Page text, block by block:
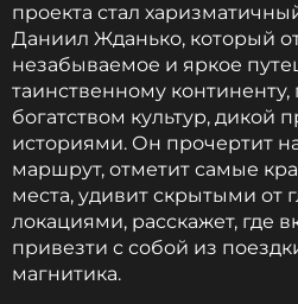
Посмотреть (можно и по дороге):
Классические фильмы Голливуда,
«Касабланка»
«Человек, который слишком
«Дорога в Марокко»
проекта стал
Даниил Жданько, который
незабываемое и яркое
таинственному
богатством культур, дикой
историями. Он прочертит
маршрут, отметит самые
места, удивит скрытыми от
локациями, расскажет, где
привезти с собой из
магнитика.